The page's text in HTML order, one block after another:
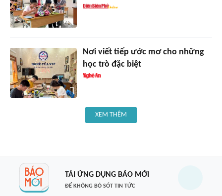
Nơi viết tiếp ước mơ cho những
học trò đặc biệt
XEM THÊM
TẢI ỨNG DỤNG BÁO MỚI
ĐỂ KHÔNG BỎ SÓT TIN TỨC